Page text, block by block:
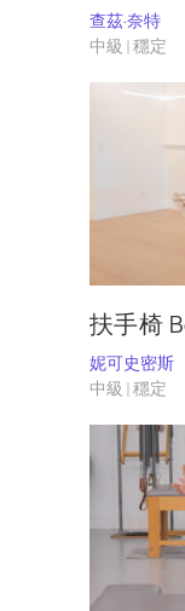
查茲·奈特
中級 | 穩定
扶手椅
妮可史密斯
中級 | 穩定